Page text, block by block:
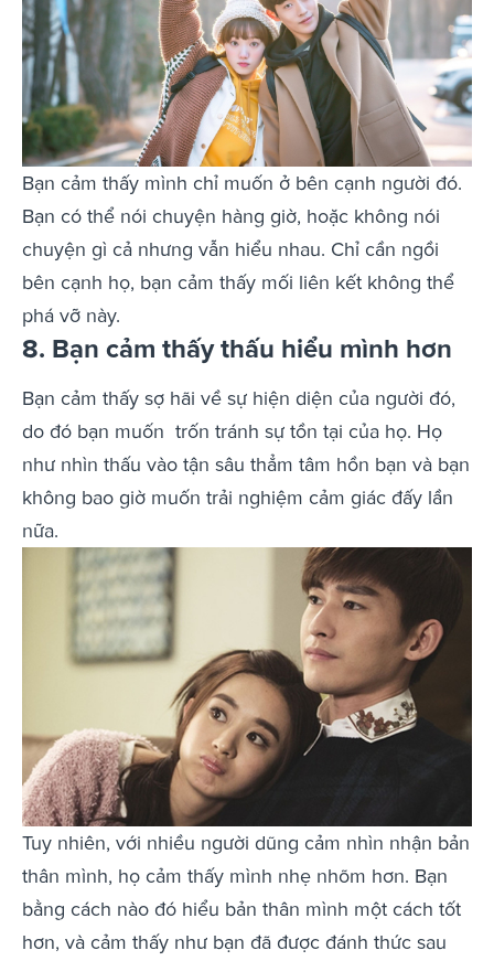
Bạn cảm thấy mình chỉ muốn ở bên cạnh người đó.
Bạn có thể nói chuyện hàng giờ, hoặc không nói
chuyện gì cả nhưng vẫn hiểu nhau. Chỉ cần ngồi
bên cạnh họ, bạn cảm thấy mối liên kết không thể
phá vỡ này.
8. Bạn cảm thấy thấu hiểu mình hơn
Bạn cảm thấy sợ hãi về sự hiện diện của người đó,
do đó bạn muốn trốn tránh sự tồn tại của họ. Họ
như nhìn thấu vào tận sâu thẳm tâm hồn bạn và bạn
không bao giờ muốn trải nghiệm cảm giác đấy lần
nữa.
Tuy nhiên, với nhiều người dũng cảm nhìn nhận bản
thân mình, họ cảm thấy mình nhẹ nhõm hơn. Bạn
bằng cách nào đó hiểu bản thân mình một cách tốt
hơn, và cảm thấy như bạn đã được đánh thức sau